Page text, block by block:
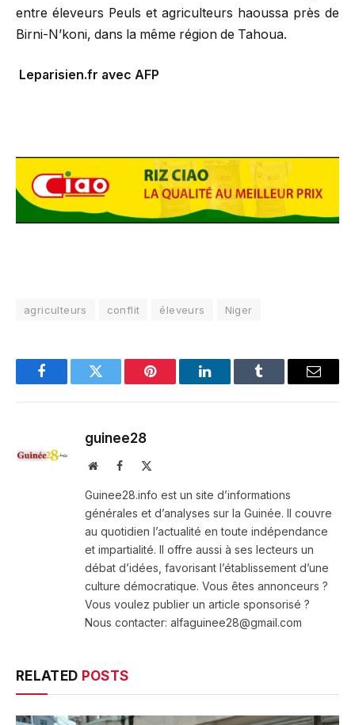
entre éleveurs Peuls et agriculteurs haoussa près de
Birni-N’koni, dans la même région de Tahoua.
Leparisien.fr avec AFP
agriculteurs conflit éleveurs Niger
FacebookTwitter Pinterest LinkedInTumblr Email
guinee28
WebsiteFacebook
Guinee28.info est un site d’informations
générales et d’analyses sur la Guinée. Il couvre
au quotidien l’actualité en toute indépendance
et impartialité. Il offre aussi à ses lecteurs un
débat d’idées, favorisant l’établissement d’une
culture démocratique. Vous êtes annonceurs ?
Vous voulez publier un article sponsorisé ?
Nous contacter: alfaguinee28@gmail.com
RELATED POSTS